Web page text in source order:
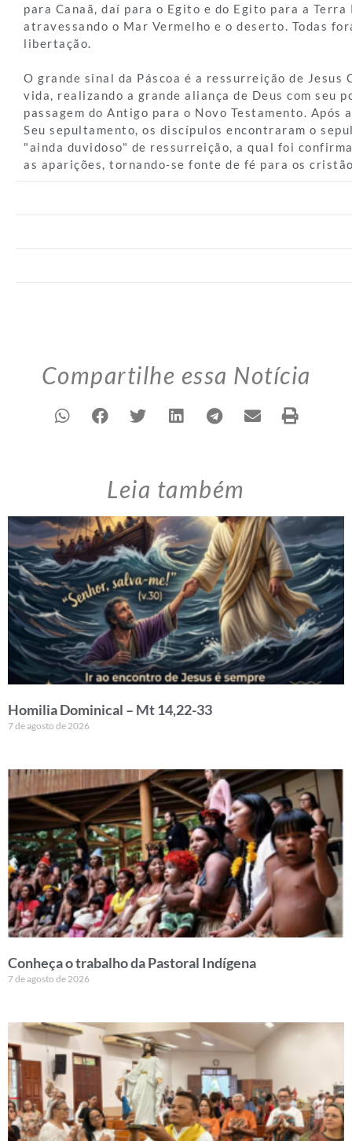
para Canaã, daí para o Egito e do Egito para a Terra
atravessando o Mar Vermelho e o deserto. Todas
libertação.
O grande sinal da Páscoa é a ressurreição de Jesus
vida, realizando a grande aliança de Deus com seu
passagem do Antigo para o Novo Testamento. Após
Seu sepultamento, os discípulos encontraram o
"ainda duvidoso" de ressurreição, a qual foi
as aparições, tornando-se fonte de fé para os
Compartilhe essa Notícia
Leia também
Homilia Dominical – Mt 14,22-33
7 de agosto de 2026
Conheça o trabalho da Pastoral Indígena
7 de agosto de 2026